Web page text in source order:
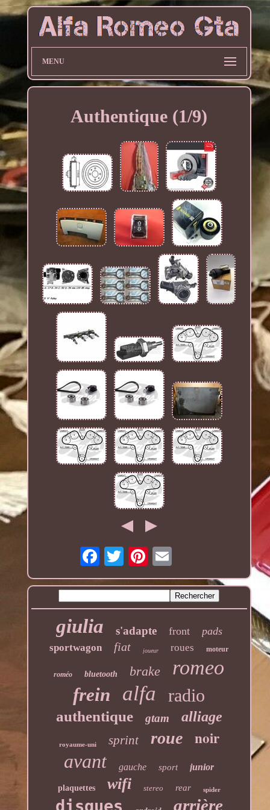
MENU
Authentique (1/9)
giulia s'adapte front pads
sportwagon fiat joueur roues moteur
roméo bluetooth brake romeo
frein alfa radio
authentique gtam alliage
royaume-uni sprint roue noir
avant gauche sport junior
plaquettes wifi stereo rear spider
disques arrière